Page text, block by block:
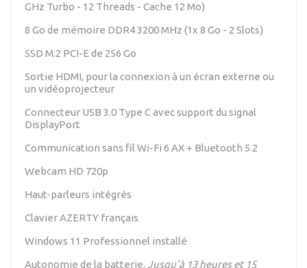
GHz Turbo - 12 Threads - Cache 12 Mo)
8 Go de mémoire DDR4 3200 MHz (1x 8 Go - 2 Slots)
SSD M.2 PCI-E de 256 Go
Sortie HDMI, pour la connexion à un écran externe ou
un vidéoprojecteur
Connecteur USB 3.0 Type C avec support du signal
DisplayPort
Communication sans fil Wi-Fi 6 AX + Bluetooth 5.2
Webcam HD 720p
Haut-parleurs intégrés
Clavier AZERTY français
Windows 11 Professionnel installé
Autonomie de la batterie. Jusqu'à 13 heures et 15